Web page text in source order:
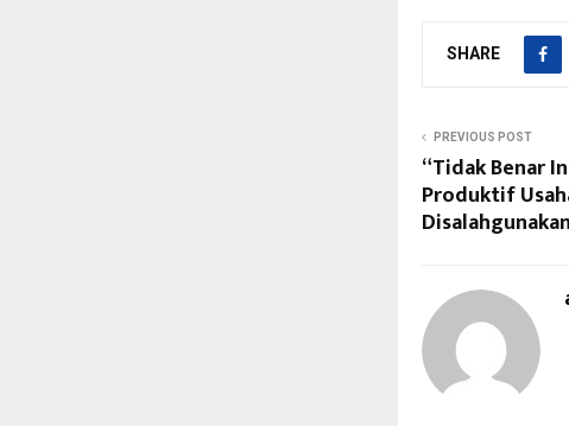
SHARE
PREVIOUS POST
“Tidak Benar
Produktif